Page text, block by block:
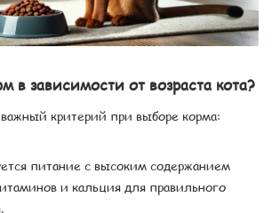
в зависимости от возраста кота?
критерий при выборе корма:
питание с высоким содержанием
и кальция для правильного